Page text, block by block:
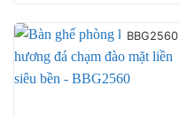
BBG2560